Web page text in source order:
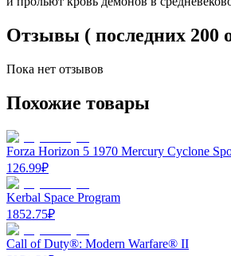
Отзывы ( последних 200
Пока нет отзывов
Похожие товары
Forza Horizon 5 1970 Mercury Cyclone
126.99₽
Kerbal Space Program
1852.75₽
Call of Duty®: Modern Warfare® II